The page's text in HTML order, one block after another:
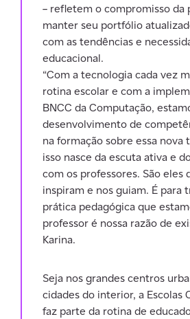
– refletem o compromisso da
manter seu portfólio
com as tendências e
educacional.
“Com a tecnologia cada vez
rotina escolar e com a
BNCC da Computação,
desenvolvimento de
na formação sobre essa nova
isso nasce da escuta ativa e
com os professores. São eles
inspiram e nos guiam. É para
prática pedagógica que
professor é nossa razão de
Karina.
Seja nos grandes centros
cidades do interior, a Escolas
faz parte da rotina de